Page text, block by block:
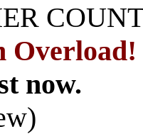
Overload!
now.